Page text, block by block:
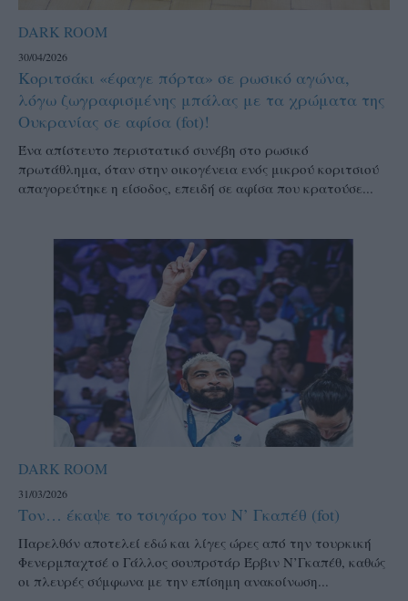
DARK ROOM
30/04/2026
Κοριτσάκι «έφαγε πόρτα» σε ρωσικό αγώνα,
λόγω ζωγραφισμένης μπάλας με τα χρώματα της
Ουκρανίας σε αφίσα (fot)!
Ένα απίστευτο περιστατικό συνέβη στο ρωσικό
πρωτάθλημα, όταν στην οικογένεια ενός μικρού κοριτσιού
απαγορεύτηκε η είσοδος, επειδή σε αφίσα που κρατούσε...
DARK ROOM
31/03/2026
Τον… έκαψε το τσιγάρο τον Ν’ Γκαπέθ (fot)
Παρελθόν αποτελεί εδώ και λίγες ώρες από την τουρκική
Φενερμπαχτσέ ο Γάλλος σουπρστάρ Έρβιν Ν’Γκαπέθ, καθώς
οι πλευρές σύμφωνα με την επίσημη ανακοίνωση...